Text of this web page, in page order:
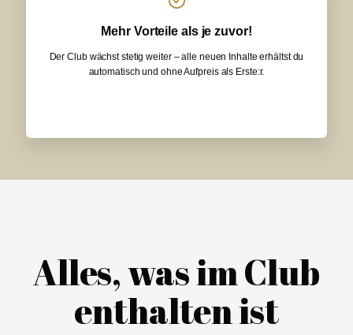
Mehr Vorteile als je zuvor!
Der Club wächst stetig weiter – alle neuen Inhalte erhältst du
automatisch und ohne Aufpreis als Erste:r.
Alles, was im Club
enthalten ist